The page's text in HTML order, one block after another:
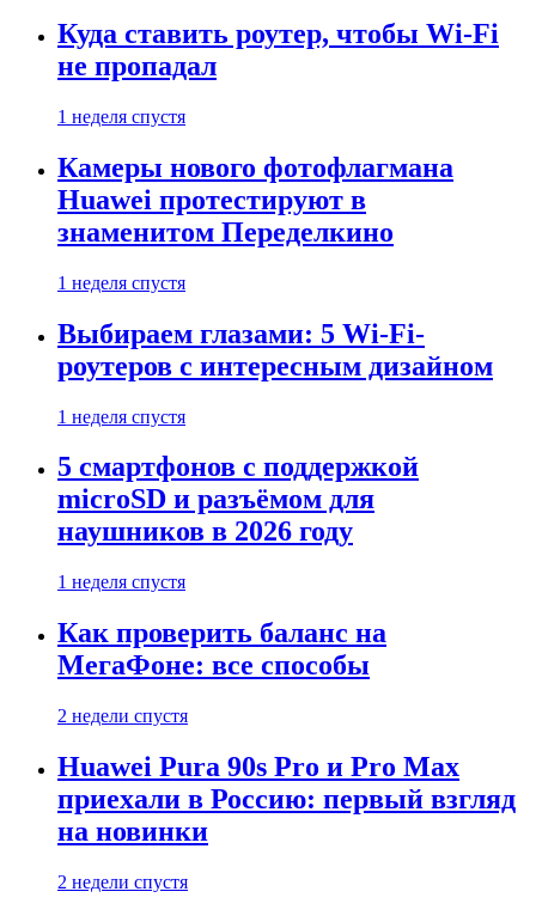
Куда ставить роутер, чтобы Wi-Fi
не пропадал
1 неделя спустя
Камеры нового фотофлагмана
Huawei протестируют в
знаменитом Переделкино
1 неделя спустя
Выбираем глазами: 5 Wi-Fi-
роутеров с интересным дизайном
1 неделя спустя
5 смартфонов с поддержкой
microSD и разъёмом для
наушников в 2026 году
1 неделя спустя
Как проверить баланс на
МегаФоне: все способы
2 недели спустя
Huawei Pura 90s Pro и Pro Max
приехали в Россию: первый взгляд
на новинки
2 недели спустя